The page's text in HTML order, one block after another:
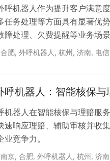
呼机器人作为提升客户满意
任务处理等方面具有显著优
障处理、欠费提醒等业务场
在电信行业发挥更加重要的
合肥, 外呼机器人 , 杭州, 济南, 电信
呼机器人：智能核保与
机器人在智能核保与理赔服
速响应理赔、辅助审核并收
竞争力。
南京, 合肥, 外呼机器人 , 杭州, 济南